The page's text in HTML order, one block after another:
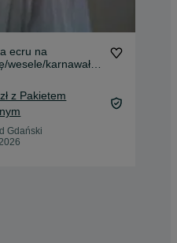
ecru na
wesele/karnawał;
140-146
z Pakietem
Gdański